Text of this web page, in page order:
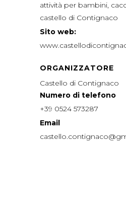
attività per bambini,
castello di Contignaco
Sito web:
ORGANIZZATORE
Castello di Contignaco
Numero di telefono
+39 0524 573287
Email